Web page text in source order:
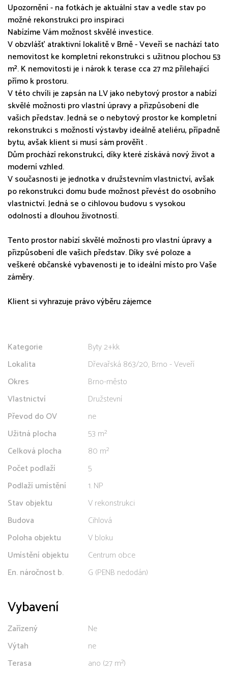
Upozornění - na fotkách je aktuální stav a vedle stav po
možné rekonstrukci pro inspiraci
Nabízíme Vám možnost skvělé investice.
V obzvlášť atraktivní lokalitě v Brně - Veveří se nachází tato
nemovitost ke kompletní rekonstrukci s užitnou plochou 53
m². K nemovitosti je i nárok k terase cca 27 m2 přilehající
přímo k prostoru.
V této chvíli je zapsán na LV jako nebytový prostor a nabízí
skvělé možnosti pro vlastní úpravy a přizpůsobení dle
vašich představ. Jedná se o nebytový prostor ke kompletní
rekonstrukci s možností výstavby ideálně ateliéru, případně
bytu, avšak klient si musí sám prověřit .
Dům prochází rekonstrukcí, díky které získává nový život a
moderní vzhled.
V současnosti je jednotka v družstevním vlastnictví, avšak
po rekonstrukci domu bude možnost převést do osobního
vlastnictví. Jedná se o cihlovou budovu s vysokou
odolností a dlouhou životností.
Tento prostor nabízí skvělé možnosti pro vlastní úpravy a
přizpůsobení dle vašich představ. Díky své poloze a
veškeré občanské vybavenosti je to ideální místo pro Vaše
záměry.
Klient si vyhrazuje právo výběru zájemce
Kategorie
Byty 2+kk
Lokalita
Dřevařská 863/20, Brno - Veveří
Okres
Brno-město
Vlastnictví
Družstevní
Převod do OV
ne
Užitná plocha
53 m²
Celková plocha
80 m²
Počet podlaží
5
Podlaží umístění
1. NP
Stav objektu
V rekonstrukci
Budova
Cihlová
Poloha objektu
V bloku
Umístění objektu
Centrum obce
En. náročnost b.
G (PENB nedodán)
Vybavení
Zařízený
Ne
Výtah
ne
Terasa
ano (27 m²)